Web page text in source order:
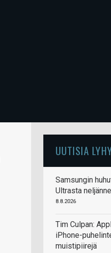
UUTISIA
Samsungin
Ultrasta
8.8.2026
Tim Culpan:
iPhone-
muistipiirejä